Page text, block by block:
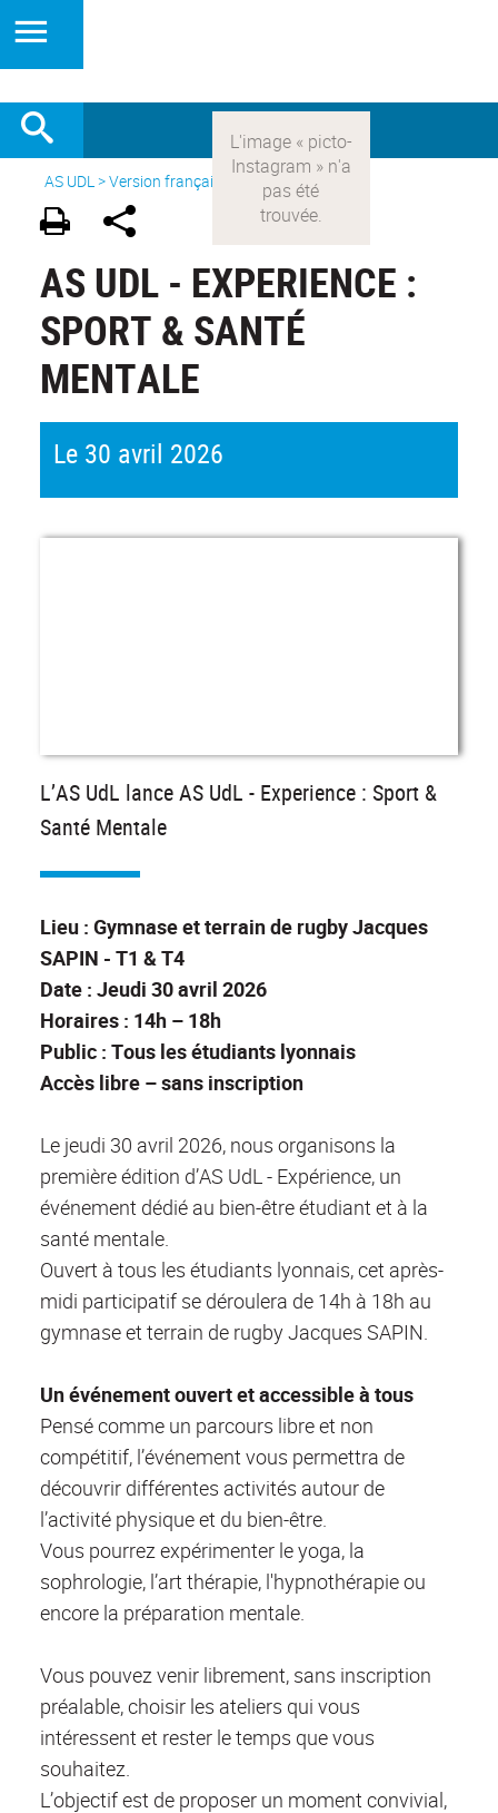
AS UDL>Version française Événements
AS UDL - EXPERIENCE :
SPORT & SANTÉ
MENTALE
Le 30 avril 2026
L’AS UdL lance AS UdL - Experience : Sport &
Santé Mentale
Lieu : Gymnase et terrain de rugby Jacques
SAPIN - T1 & T4
Date : Jeudi 30 avril 2026
Horaires : 14h – 18h
Public : Tous les étudiants lyonnais
Accès libre – sans inscription
Le jeudi 30 avril 2026, nous organisons la
première édition d’AS UdL - Expérience, un
événement dédié au bien-être étudiant et à la
santé mentale.
Ouvert à tous les étudiants lyonnais, cet après-
midi participatif se déroulera de 14h à 18h au
gymnase et terrain de rugby Jacques SAPIN.
Un événement ouvert et accessible à tous
Pensé comme un parcours libre et non
compétitif, l’événement vous permettra de
découvrir différentes activités autour de
l’activité physique et du bien-être.
Vous pourrez expérimenter le yoga, la
sophrologie, l’art thérapie, l'hypnothérapie ou
encore la préparation mentale.
Vous pouvez venir librement, sans inscription
préalable, choisir les ateliers qui vous
intéressent et rester le temps que vous
souhaitez.
L’objectif est de proposer un moment convivial,